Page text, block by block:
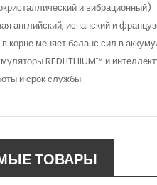
и вибрационный)
английский, испанский и
корне меняет баланс сил в
REDLITHIUM™ и
и срок службы.
ТОВАРЫ